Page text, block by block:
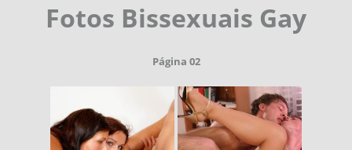
Fotos Bissexuais Gay
Página 02